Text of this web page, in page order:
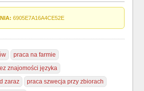
6905E7A16A4CE52E
praca na farmie
znajomości języka
zaraz
praca szwecja przy zbiorach